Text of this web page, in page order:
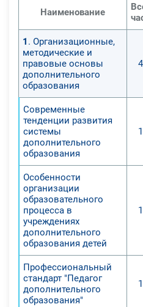
Наименование
1 . Организационные,
методические и
правовые основы
дополнительного
образования
Современные
тенденции развития
системы
дополнительного
образования
Особенности
организации
образовательного
процесса в
учреждениях
дополнительного
образования детей
Профессиональный
стандарт "Педагог
дополнительного
образования"